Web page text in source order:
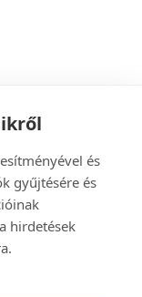
és
gyűjtésére és
hirdetések